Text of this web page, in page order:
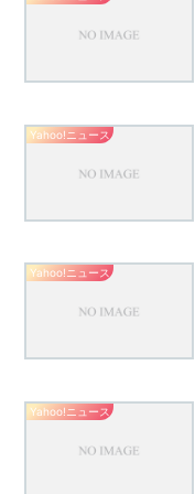
Yahoo!ニュース
Yahoo!ニュース
Yahoo!ニュース